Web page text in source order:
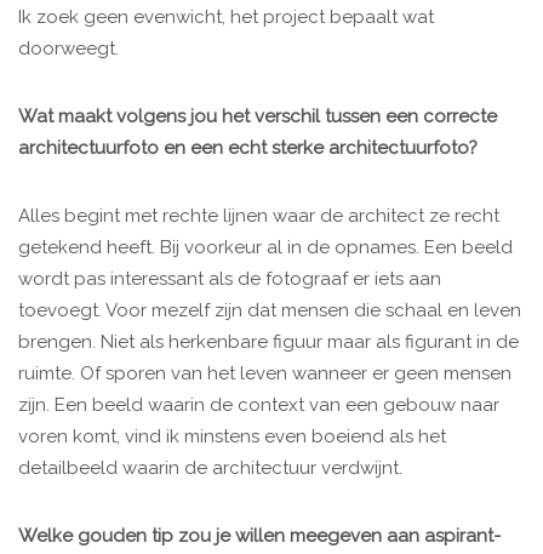
Ik zoek geen evenwicht, het project bepaalt wat
doorweegt.
Wat maakt volgens jou het verschil tussen een correcte
architectuurfoto en een echt sterke architectuurfoto?
Alles begint met rechte lijnen waar de architect ze recht
getekend heeft. Bij voorkeur al in de opnames. Een beeld
wordt pas interessant als de fotograaf er iets aan
toevoegt. Voor mezelf zijn dat mensen die schaal en leven
brengen. Niet als herkenbare figuur maar als figurant in de
ruimte. Of sporen van het leven wanneer er geen mensen
zijn. Een beeld waarin de context van een gebouw naar
voren komt, vind ik minstens even boeiend als het
detailbeeld waarin de architectuur verdwijnt.
Welke gouden tip zou je willen meegeven aan aspirant-